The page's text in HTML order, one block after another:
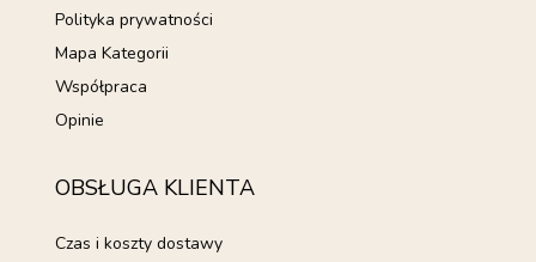
Polityka prywatności
Mapa Kategorii
Współpraca
Opinie
OBSŁUGA KLIENTA
Czas i koszty dostawy